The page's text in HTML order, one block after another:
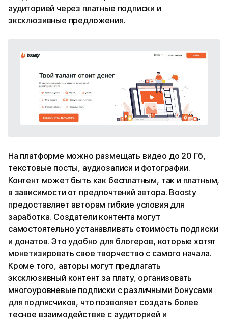
аудиторией через платные подписки и
эксклюзивные предложения.
На платформе можно размещать видео до 20 Гб,
текстовые посты, аудиозаписи и фотографии.
Контент может быть как бесплатным, так и платным,
в зависимости от предпочтений автора. Boosty
предоставляет авторам гибкие условия для
заработка. Создатели контента могут
самостоятельно устанавливать стоимость подписки
и донатов. Это удобно для блогеров, которые хотят
монетизировать свое творчество с самого начала.
Кроме того, авторы могут предлагать
эксклюзивный контент за плату, организовать
многоуровневые подписки с различными бонусами
для подписчиков, что позволяет создать более
тесное взаимодействие с аудиторией и